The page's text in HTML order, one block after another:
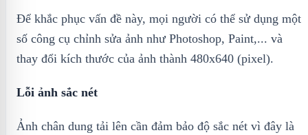
Để khắc phục vấn đề này, mọi người có thể sử dụng một
số công cụ chỉnh sửa ảnh như Photoshop, Paint,... và
thay đổi kích thước của ảnh thành 480x640 (pixel).
Lỗi ảnh sắc nét
Ảnh chân dung tải lên cần đảm bảo độ sắc nét vì đây là